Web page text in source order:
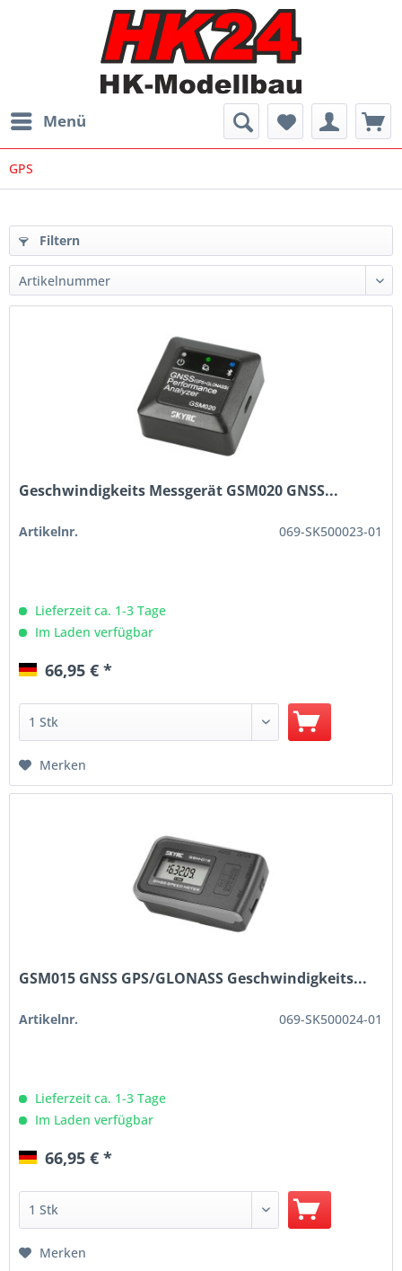
Menü
GPS
Filtern
Geschwindigkeits Messgerät GSM020 GNSS...
Artikelnr. 069-SK500023-01
Lieferzeit ca. 1-3 Tage
Im Laden verfügbar
66,95 € *
Merken
GSM015 GNSS GPS/GLONASS Geschwindigkeits...
Artikelnr. 069-SK500024-01
Lieferzeit ca. 1-3 Tage
Im Laden verfügbar
66,95 € *
Merken